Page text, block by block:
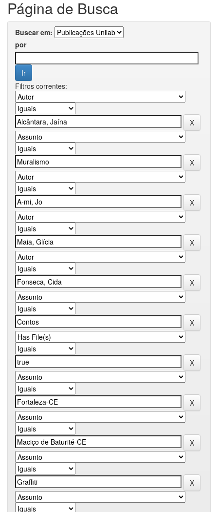
Página de Busca
Buscar em:
por
Filtros correntes: